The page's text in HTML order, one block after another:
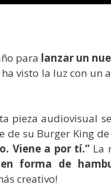
para lanzar un
visto la luz con un
pieza audiovisual
su Burger King de
Viene a por tí.”La
forma de
creativo!